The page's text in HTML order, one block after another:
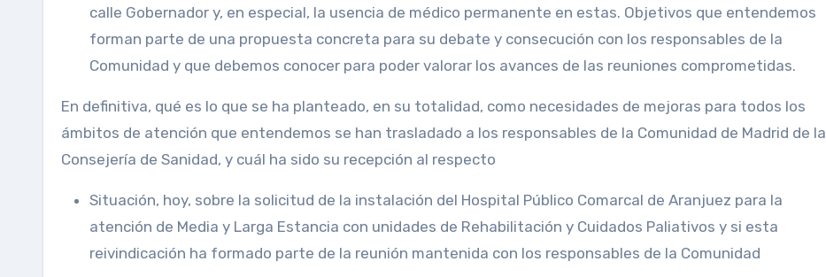
calle Gobernador y, en especial, la usencia de médico permanente en estas. Objetivos que entendemos
forman parte de una propuesta concreta para su debate y consecución con los responsables de la
Comunidad y que debemos conocer para poder valorar los avances de las reuniones comprometidas.
En definitiva, qué es lo que se ha planteado, en su totalidad, como necesidades de mejoras para todos los
ámbitos de atención que entendemos se han trasladado a los responsables de la Comunidad de Madrid de la
Consejería de Sanidad, y cuál ha sido su recepción al respecto
Situación, hoy, sobre la solicitud de la instalación del Hospital Público Comarcal de Aranjuez para la
atención de Media y Larga Estancia con unidades de Rehabilitación y Cuidados Paliativos y si esta
reivindicación ha formado parte de la reunión mantenida con los responsables de la Comunidad